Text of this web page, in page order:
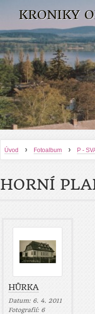
KRONIKY
Úvod › Fotoalbum › P -
HORNÍ
HŮRKA
Datum: 6. 4. 2011
Fotografií: 6